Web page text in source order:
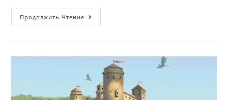
Продолжить Чтение Как
Создавался